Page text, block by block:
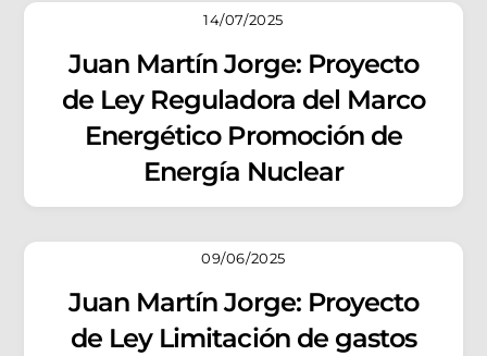
14/07/2025
Juan Martín Jorge: Proyecto
de Ley Reguladora del Marco
Energético Promoción de
Energía Nuclear
09/06/2025
Juan Martín Jorge: Proyecto
de Ley Limitación de gastos